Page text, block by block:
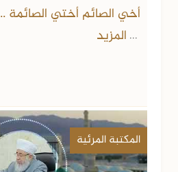
أخي الصائم أختي الصائمة ..
... المزيد
المكتبة المرئية